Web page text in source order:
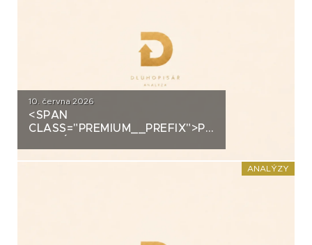
10. června 2026
<SPAN
CLASS="PREMIUM__PREFIX">PREMIUM</
ANALÝZY